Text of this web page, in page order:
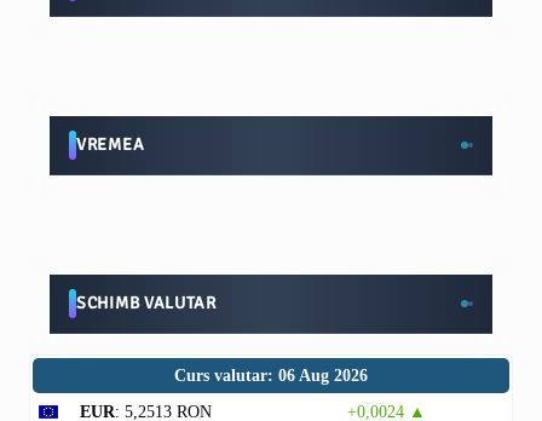
VREMEA
SCHIMB VALUTAR
Curs valutar: 06 Aug 2026
EUR: 5,2513 RON +0,0024 ▲